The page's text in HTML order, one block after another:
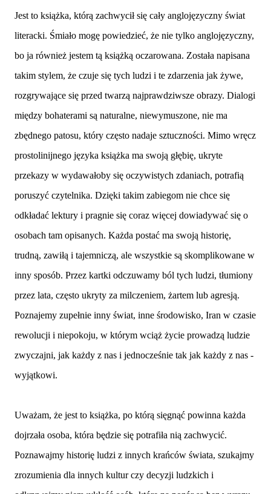
Jest to książka, którą zachwycił się cały anglojęzyczny świat
literacki. Śmiało mogę powiedzieć, że nie tylko anglojęzyczny,
bo ja również jestem tą książką oczarowana. Została napisana
takim stylem, że czuje się tych ludzi i te zdarzenia jak żywe,
rozgrywające się przed twarzą najprawdziwsze obrazy. Dialogi
między bohaterami są naturalne, niewymuszone, nie ma
zbędnego patosu, który często nadaje sztuczności. Mimo wręcz
prostolinijnego języka książka ma swoją głębię, ukryte
przekazy w wydawałoby się oczywistych zdaniach, potrafią
poruszyć czytelnika. Dzięki takim zabiegom nie chce się
odkładać lektury i pragnie się coraz więcej dowiadywać się o
osobach tam opisanych. Każda postać ma swoją historię,
trudną, zawiłą i tajemniczą, ale wszystkie są skomplikowane w
inny sposób. Przez kartki odczuwamy ból tych ludzi, tłumiony
przez lata, często ukryty za milczeniem, żartem lub agresją.
Poznajemy zupełnie inny świat, inne środowisko, Iran w czasie
rewolucji i niepokoju, w którym wciąż życie prowadzą ludzie
zwyczajni, jak każdy z nas i jednocześnie tak jak każdy z nas -
wyjątkowi.
Uważam, że jest to książka, po którą sięgnąć powinna każda
dojrzała osoba, która będzie się potrafiła nią zachwycić.
Poznawajmy historię ludzi z innych krańców świata, szukajmy
zrozumienia dla innych kultur czy decyzji ludzkich i